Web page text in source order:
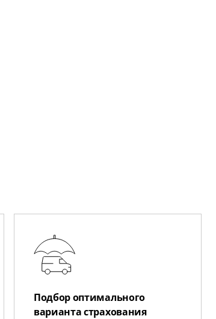
Подбор оптимального
варианта страхования